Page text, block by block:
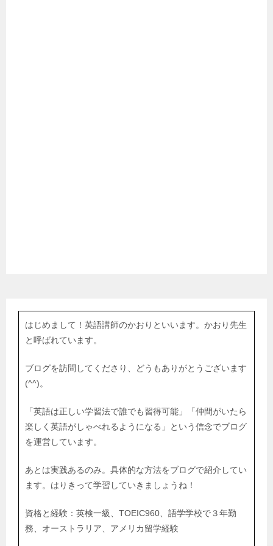
はじめまして！英語講師のかおりといいます。かおり先生
と呼ばれています。
ブログを訪問してくださり、どうもありがとうございます
(^^)。
「英語は正しい学習法で誰でも習得可能」「仲間がいたら
楽しく英語がしゃべれるようになる」という信念でブログ
を運営しています。
あとは実践あるのみ。具体的な方法をブログで紹介してい
ます。はりきって学習していきましょうね！
資格と経験：英検一級、TOEIC960、語学学校で３年勤
務、オーストラリア、アメリカ留学経験